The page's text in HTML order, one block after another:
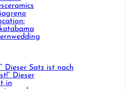
Dieser Satz ist nach